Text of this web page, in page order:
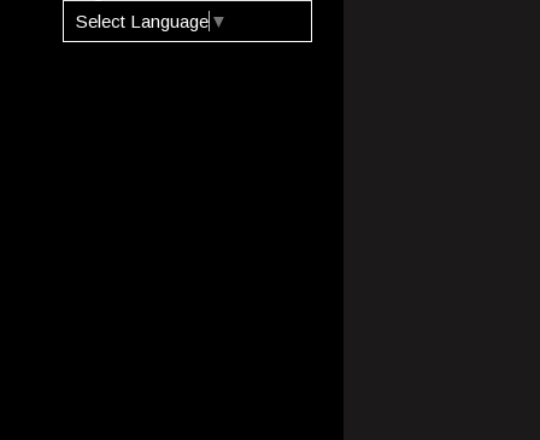
Select Language ▼